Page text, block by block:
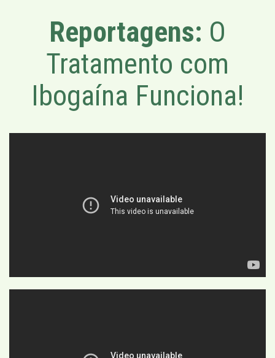
Reportagens: O
Tratamento com
Ibogaína Funciona!